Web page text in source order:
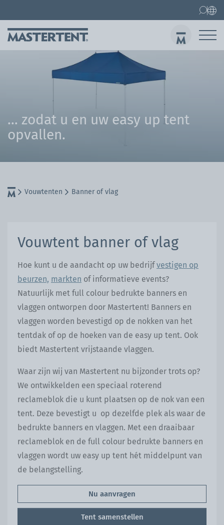
… zodat u en uw easy up tent
opvallen.
Vouwtenten Banner of vlag
Vouwtent banner of vlag
Hoe kunt u de aandacht op uw bedrijfvestigen op
beurzen, markten of informatieve events?
Natuurlijk met full colour bedrukte banners en
vlaggen ontworpen door Mastertent! Banners en
vlaggen worden bevestigd op de nokken van het
tentdak of op de hoeken van de easy up tent. Ook
biedt Mastertent vrijstaande vlaggen.
Waar zijn wij van Mastertent nu bijzonder trots op?
We ontwikkelden een speciaal roterend
reclameblok die u kunt plaatsen op de nok van een
tent. Deze bevestigt u op dezelfde plek als waar de
bedrukte banners en vlaggen. Met een draaibaar
reclameblok en de full colour bedrukte banners en
vlaggen wordt uw easy up tent hét middelpunt van
de belangstelling.
Nu aanvragen
Tent samenstellen
Contact FAQ
Easy up tent 3x3 m